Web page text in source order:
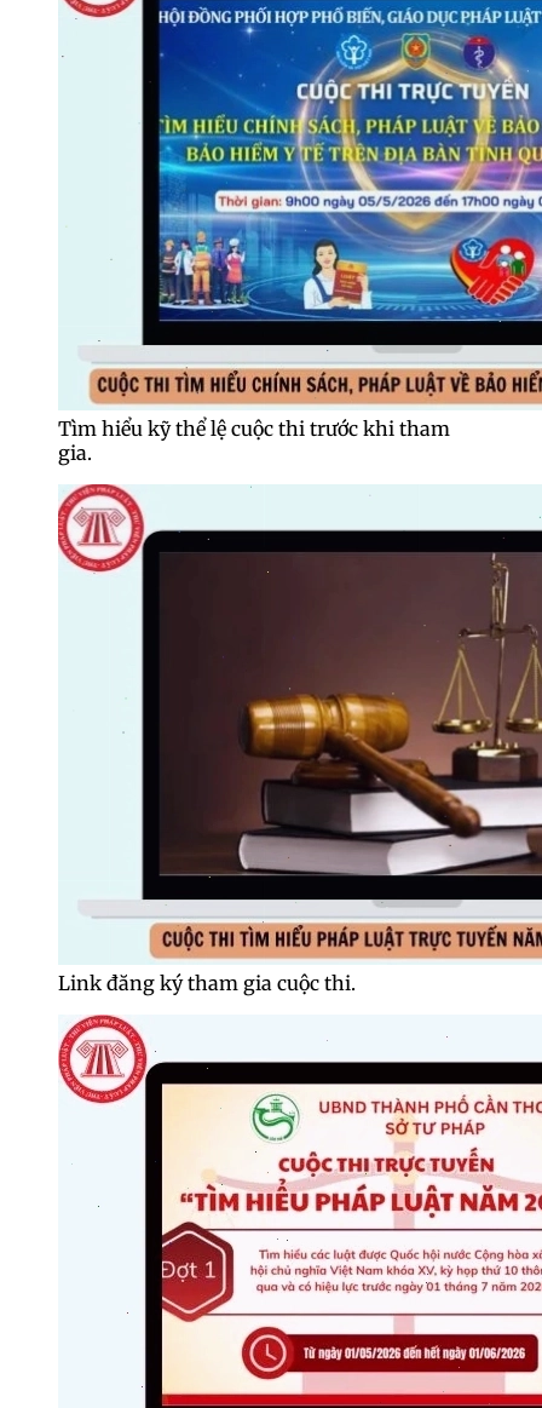
Tìm hiểu kỹ thể lệ cuộc thi trước khi tham
gia.
Link đăng ký tham gia cuộc thi.